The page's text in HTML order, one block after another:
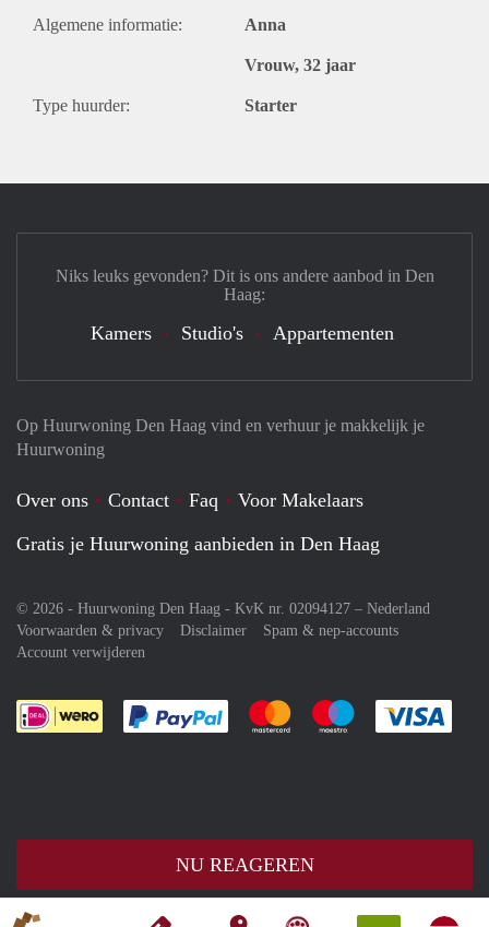
Algemene informatie: Anna
Vrouw, 32 jaar
Type huurder: Starter
NU REAGEREN
Op Huurwoning Den Haag vind en verhuur je makkelijk je
Huurwoning
Over ons Contact Faq
Voor Makelaars
Gratis je Huurwoning aanbieden in Den Haag
© 2026 - Huurwoning Den Haag - KvK nr. 02094127 – Nederland
Voorwaarden & privacy
Disclaimer
Spam & nep-accounts
Account verwijderen
Je rekent gemakkelijk af met Paypal
Je rekent gemakkelijk af met
Je rekent
Niks leuks gevonden? Dit is ons andere aanbod in Den
Haag:
Kamers Studio's Appartementen